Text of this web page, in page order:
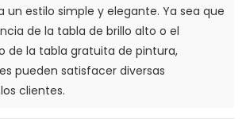
estilo simple y elegante. Ya sea que
de la tabla de brillo alto o el
de la tabla gratuita de pintura,
pueden satisfacer diversas
clientes.